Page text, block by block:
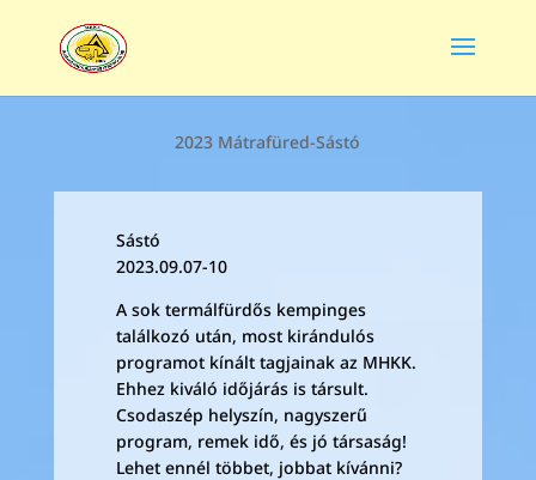
2023 Mátrafüred-Sástó
Sástó
2023.09.07-10
A sok termálfürdős kempinges
találkozó után, most kirándulós
programot kínált tagjainak az MHKK.
Ehhez kiváló időjárás is társult.
Csodaszép helyszín, nagyszerű
program, remek idő, és jó társaság!
Lehet ennél többet, jobbat kívánni?